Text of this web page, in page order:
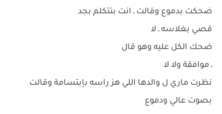
ضحكت بدموع وقالت ـ انت بتتكلم بجد
قصي بغلاسه ـ لا
ضحك الكل عليه وهو قال
ـ موافقة ولا لا
نظرت ماري ل والدها اللي هز راسه بإبتسامة وقالت
بصوت عالي ودموع